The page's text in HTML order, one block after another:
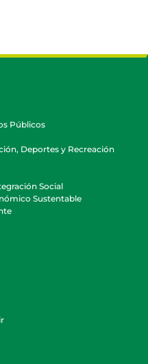
Públicos
Deportes y Recreación
Social
Sustentable